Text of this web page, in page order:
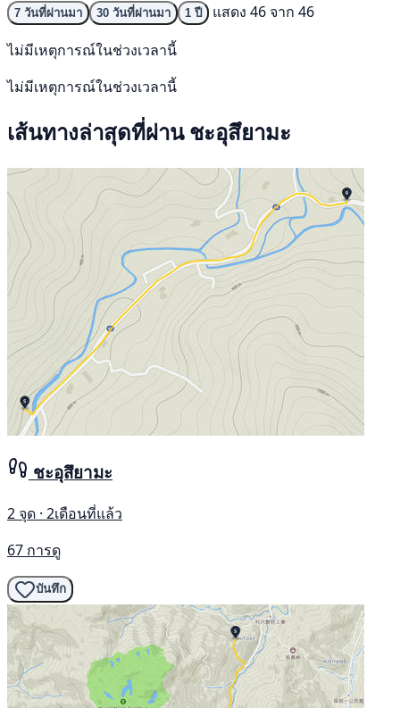
7 วันที่ผ่านมา 30 วันที่ผ่านมา 1 ปี
แสดง 46 จาก 46
ไม่มีเหตุการณ์ในช่วงเวลานี้
ไม่มีเหตุการณ์ในช่วงเวลานี้
เส้นทางล่าสุดที่ผ่าน ชะอุสึยามะ
ชะอุสึยามะ
2 จุด · 2เดือนที่แล้ว
67 การดู
บันทึก